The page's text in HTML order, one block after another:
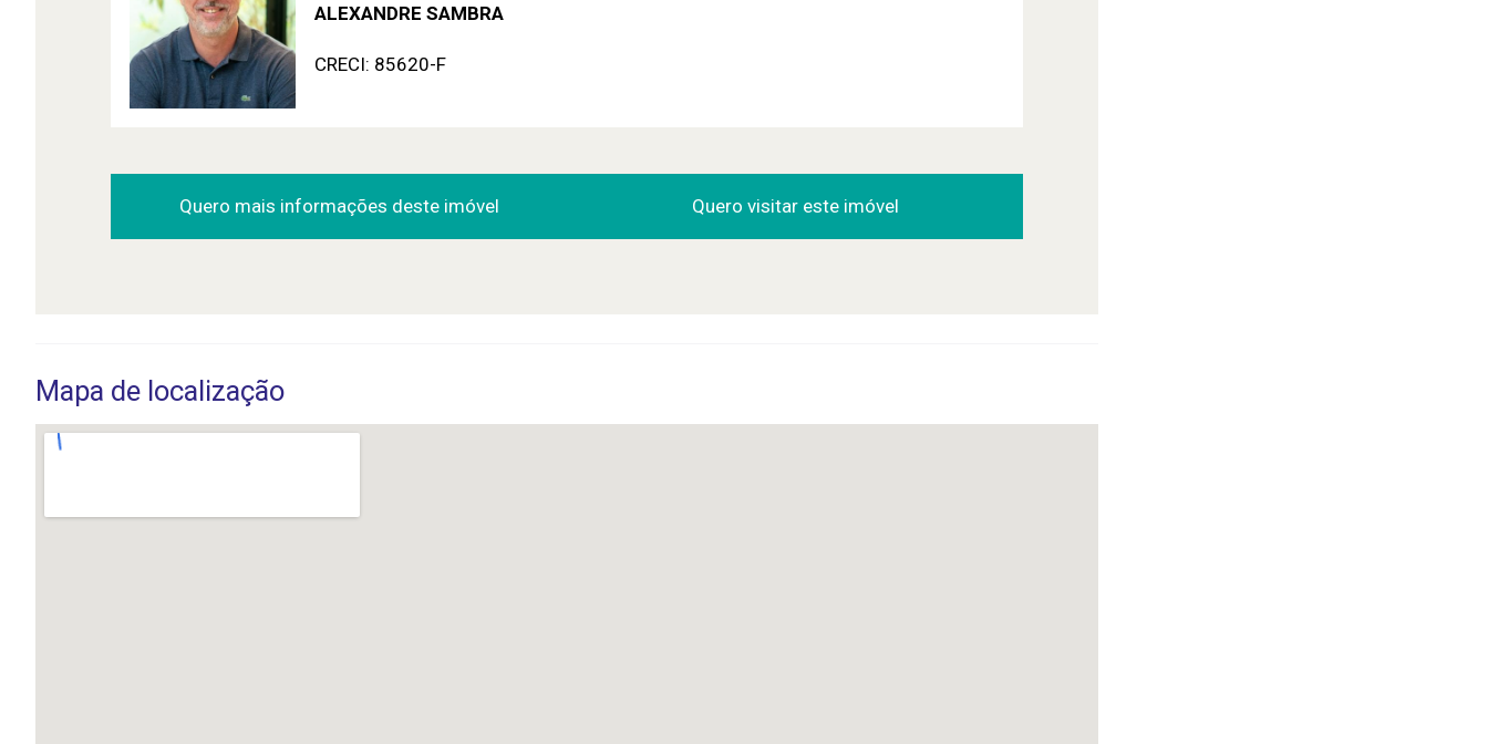
ALEXANDRE SAMBRA
CRECI: 85620-F
Quero mais informações deste imóvel Quero visitar este imóvel
Mapa de localização